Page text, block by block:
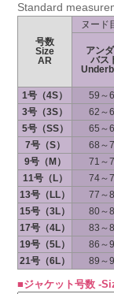
Standard
号数
Size
AR
ヌード
アン
バス
1号（4S） 59～
3号（3S）
62～
5号（SS）
65～
7号（S）
68～
9号（M）
71～
11号（L）
74～
13号（LL）
77～
15号（3L）
80～
17号（4L）
83～
19号（5L）
86～
21号（6L）
89～
■ジャケット号数 -